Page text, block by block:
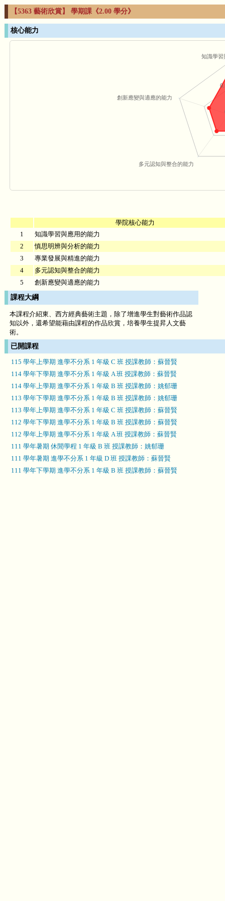
【5363 藝術欣賞】 學期課《2.00 學分》
核心能力
知識學習
多元認知與整合的能力
創新應變與適應的能力
學院核心能力
1
知識學習與應用的能力
2
慎思明辨與分析的能力
3
專業發展與精進的能力
4
多元認知與整合的能力
5
創新應變與適應的能力
課程大綱
本課程介紹東、西方經典藝術主題，除了增進學生對藝術作品認
知以外，還希望能藉由課程的作品欣賞，培養學生提昇人文藝
術。
已開課程
115 學年上學期 進學不分系 1 年級 C 班 授課教師：蘇晉賢
114 學年下學期 進學不分系 1 年級 A 班 授課教師：蘇晉賢
114 學年上學期 進學不分系 1 年級 B 班 授課教師：姚郁珊
113 學年下學期 進學不分系 1 年級 B 班 授課教師：姚郁珊
113 學年上學期 進學不分系 1 年級 C 班 授課教師：蘇晉賢
112 學年下學期 進學不分系 1 年級 B 班 授課教師：蘇晉賢
112 學年上學期 進學不分系 1 年級 A 班 授課教師：蘇晉賢
111 學年暑期 休閒學程 1 年級 B 班 授課教師：姚郁珊
111 學年暑期 進學不分系 1 年級 D 班 授課教師：蘇晉賢
111 學年下學期 進學不分系 1 年級 B 班 授課教師：蘇晉賢